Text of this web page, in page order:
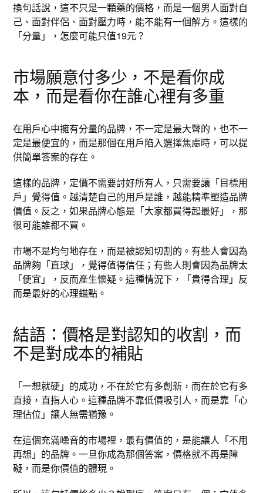
換句話說，這不只是一顆藥的價格，而是一個男人面對自
己、面對伴侶、面對壓力時，能不能有一個解方。這樣的
「分量」，怎麼可能只值19元？
市場願意付多少，不是看你成
本，而是看你在誰心裡有多重
在用戶心中擁有分量的品牌，不一定是最大聲的，也不一
定是最便宜的，而是那個在用戶陷入選擇焦慮時，可以提
供簡單答案的存在。
這樣的品牌，定價不需要討好所有人，只需要讓「目標用
戶」覺得值。越清楚自己的用戶是誰，越能精準塑造品牌
價值。反之，如果品牌心態是「大家都買得起最好」，那
很可能誰都不買。
市場不是均勻地存在，而是被認知切割的。有些人會因為
品牌夠「直球」，覺得值得信任；有些人則會因為品牌太
「便宜」，反而產生懷疑。這種情況下，「貴得合理」反
而是最好的心理錨點。
結語：價格是對認知的收割，而
不是對成本的補貼
「一想就硬」的成功，不在於它有多創新，而在於它有多
直接，直指人心。這種品牌不靠低價吸引人，而是靠「心
理佔位」讓人無需猶豫。
在這個充滿噪音的市場裡，最有價值的，是能讓人「不用
再想」的品牌。一旦你成為那個答案，價格就不再是障
礙，而是你價值的體現。